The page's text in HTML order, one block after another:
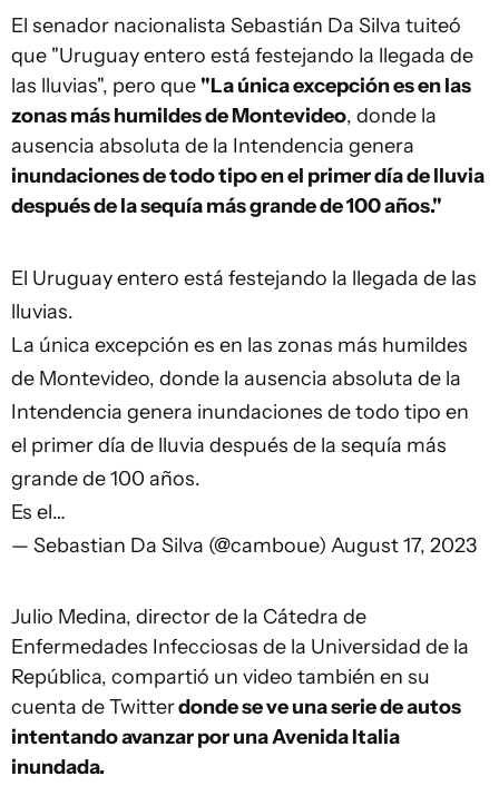
El senador nacionalista Sebastián Da Silva tuiteó
que "Uruguay entero está festejando la llegada de
las lluvias", pero que "La única excepción es en las
zonas más humildes de Montevideo, donde la
ausencia absoluta de la Intendencia genera
inundaciones de todo tipo en el primer día de lluvia
después de la sequía más grande de 100 años."
El Uruguay entero está festejando la llegada de las
lluvias.
La única excepción es en las zonas más humildes
de Montevideo, donde la ausencia absoluta de la
Intendencia genera inundaciones de todo tipo en
el primer día de lluvia después de la sequía más
grande de 100 años.
Es el…
— Sebastian Da Silva (@camboue) August 17, 2023
Julio Medina, director de la Cátedra de
Enfermedades Infecciosas de la Universidad de la
República, compartió un video también en su
cuenta de Twitterdonde se ve una serie de autos
intentando avanzar por una Avenida Italia
inundada.